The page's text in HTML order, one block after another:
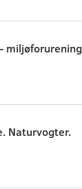
miljøforurening
Naturvogter.